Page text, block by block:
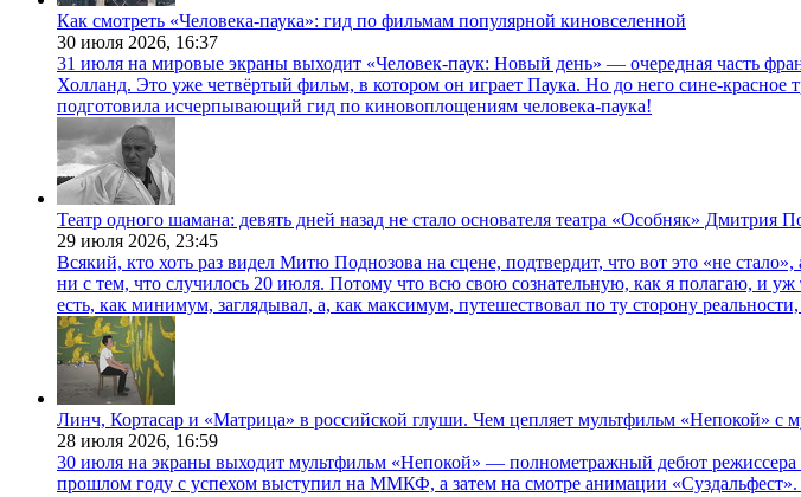
Как смотреть «Человека-паука»: гид по фильмам популярной киновселенной
30 июля 2026, 16:37
31 июля на мировые экраны выходит «Человек-паук: Новый день» — очередная часть
Холланд. Это уже четвёртый фильм, в котором он играет Паука. Но до него сине-
подготовила исчерпывающий гид по киновоплощениям человека-паука!
Театр одного шамана: девять дней назад не стало основателя театра «Особняк» Дмитрия
29 июля 2026, 23:45
Всякий, кто хоть раз видел Митю Поднозова на сцене, подтвердит, что вот это «не
ни с тем, что случилось 20 июля. Потому что всю свою сознательную, как я полагаю, и
есть, как минимум, заглядывал, а, как максимум, путешествовал по ту сторону реальности,
Линч, Кортасар и «Матрица» в российской глуши. Чем цепляет мультфильм «Непокой» с
28 июля 2026, 16:59
30 июля на экраны выходит мультфильм «Непокой» — полнометражный дебют
прошлом году с успехом выступил на ММКФ, а затем на смотре анимации